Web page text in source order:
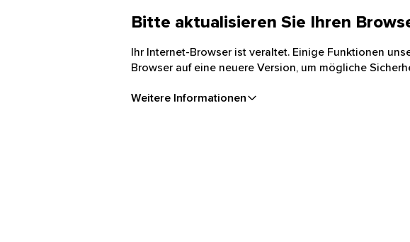
Bitte aktualisieren Sie Ihren
Ihr Internet-Browser ist veraltet. Einige Funktionen
Browser auf eine neuere Version, um mögliche
Weitere Informationen